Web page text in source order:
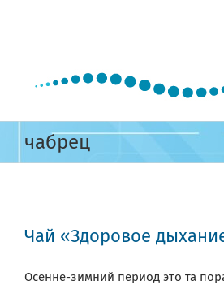
чабрец
Чай «Здоровое
Осенне-зимний период это та